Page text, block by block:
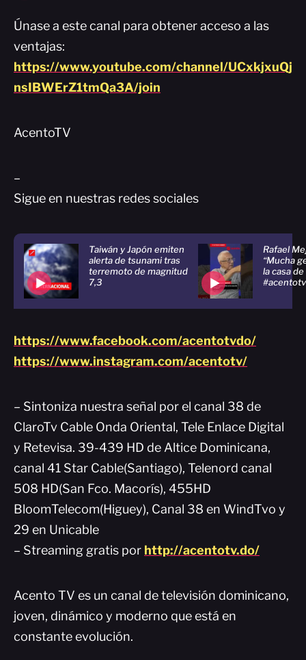
Únase a este canal para obtener acceso a las
ventajas:
https://www.youtube.com/channel/UCxkjxuQj
nsIBWErZ1tmQa3A/join
AcentoTV
–
Sigue en nuestras redes sociales
Taiwán y Japón emiten
alerta de tsunami tras
terremoto de magnitud
7,3
Rafael
“Mucha
la casa
#acentotv
https://www.facebook.com/acentotvdo/
https://www.instagram.com/acentotv/
– Sintoniza nuestra señal por el canal 38 de
ClaroTv Cable Onda Oriental, Tele Enlace Digital
y Retevisa. 39-439 HD de Altice Dominicana,
canal 41 Star Cable(Santiago), Telenord canal
508 HD(San Fco. Macorís), 455HD
BloomTelecom(Higuey), Canal 38 en WindTvo y
29 en Unicable
– Streaming gratis por http://acentotv.do/
Acento TV es un canal de televisión dominicano,
joven, dinámico y moderno que está en
constante evolución.